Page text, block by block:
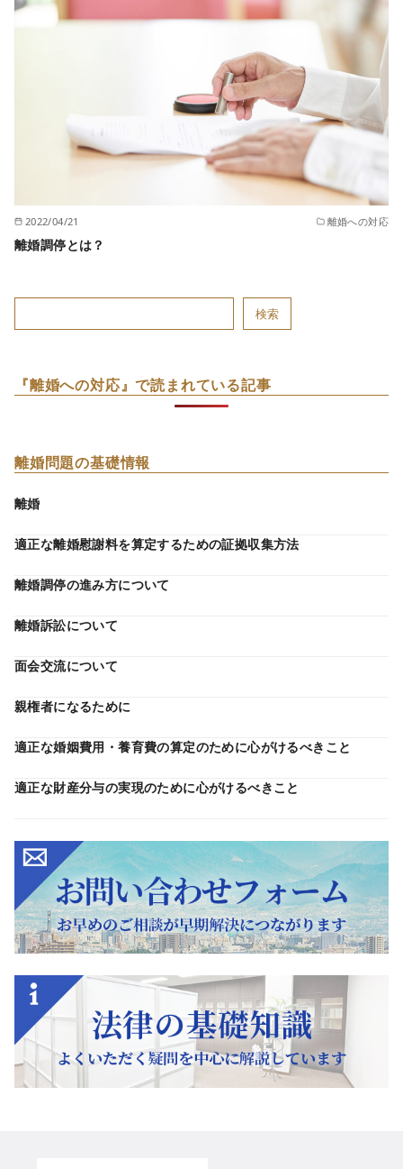
2022/04/21 離婚への対応
離婚調停とは？
検索
『離婚への対応』で読まれている記事
離婚問題の基礎情報
離婚
適正な離婚慰謝料を算定するための証拠収集方法
離婚調停の進み方について
離婚訴訟について
面会交流について
親権者になるために
適正な婚姻費用・養育費の算定のために心がけるべきこと
適正な財産分与の実現のために心がけるべきこと